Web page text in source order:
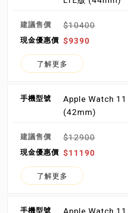
$10400
$9390
了解更多
Apple Watch 11
(42mm)
$12900
$11190
了解更多
Apple Watch 11